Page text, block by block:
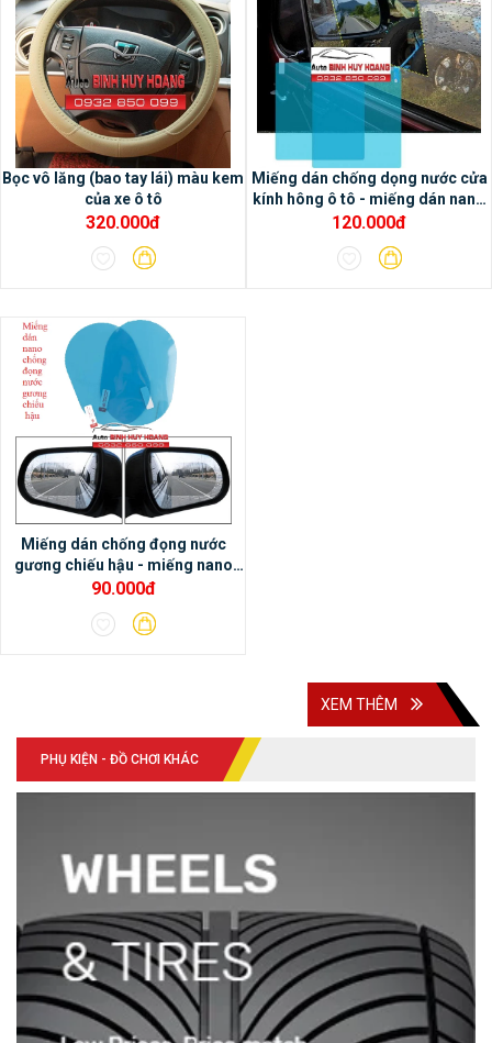
- Chức năng dẫn đường và tích hợp bản đồ
online Google map và có thể sử dụng bản
đồ offline Navitel
- Hiệu chỉnh âm thanh chuyên nghiệp với
chip DSP tích hợp trong màn hình Oled
DVD Android Oled Pro X3 có thể tích hợp
với cảm biến áp suất lốp, cảnh báo điểm
Bọc vô lăng (bao tay lái) màu kem
của xe ô tô
320.000đ
Miếng dán chống dọng nước cửa
kính hông ô tô - miếng dán nano
ô tô
120.000đ
Miếng dán chống đọng nước
gương chiếu hậu - miếng nano
dán gương chiếu hậu xe ô tô
90.000đ
XEM THÊM
PHỤ KIỆN - ĐỒ CHƠI KHÁC